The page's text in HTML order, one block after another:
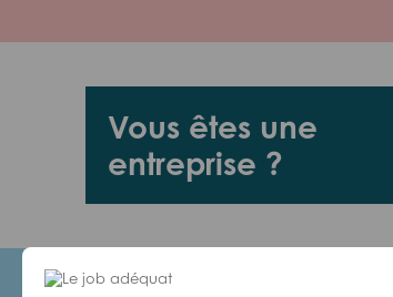
Vous êtes une
entreprise ?